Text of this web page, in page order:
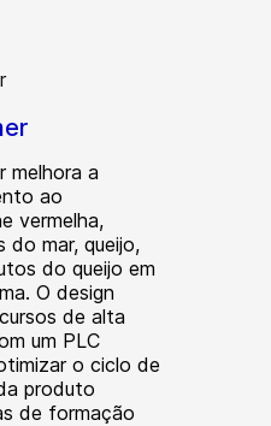
melhora a
ao
vermelha,
mar, queijo,
do queijo em
O design
de alta
um PLC
o ciclo de
produto
de formação